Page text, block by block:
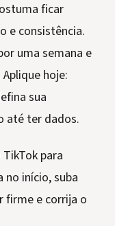
ficar
e consistência.
uma semana e
hoje:
sua
até ter dados.
para
no início, suba
firme e corrija o